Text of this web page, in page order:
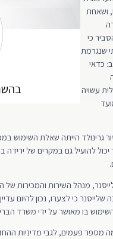
ושאחת
כי
שנגרמת
כדאי
עשויה
הייתה שאלת השימוש
יכול להועיל גם במקרים של
מנהל השירות והמכירות
כי לצערו, נכון להיום
בו מאושר על ידי משרד
פעמים, לגבי מדיניות